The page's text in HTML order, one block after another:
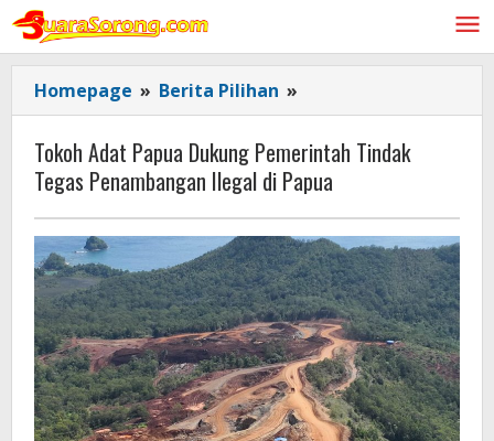
Lewati
konten
Homepage » Berita Pilihan »
Adat
Papua
Dukung
Pemerintah
Tindak
Tegas
Penambangan
Ilegal
di
Papua
Tokoh Adat Papua Dukung Pemerintah Tindak
Tegas Penambangan Ilegal di Papua